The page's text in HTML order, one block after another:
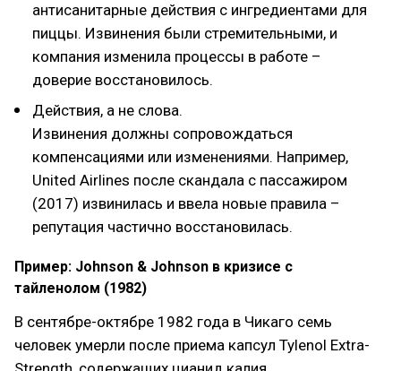
антисанитарные действия с ингредиентами для
пиццы. Извинения были стремительными, и
компания изменила процессы в работе –
доверие восстановилось.
Действия, а не слова.
Извинения должны сопровождаться
компенсациями или изменениями. Например,
United Airlines после скандала с пассажиром
(2017) извинилась и ввела новые правила –
репутация частично восстановилась.
Пример: Johnson & Johnson в кризисе с
тайленолом (1982)
В сентябре-октябре 1982 года в Чикаго семь
человек умерли после приема капсул Tylenol Extra-